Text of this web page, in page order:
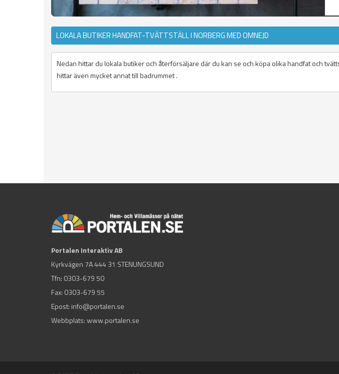
LOKALA BUTIKER HANDFAT-TVÄTTSTÄLL I NORBERG MED OMNEJD
Nedan hittar du lokala butiker och återförsäljare där du kan se och köpa olika handfat och
hittar även mycket annat till badrummet .
Portalen Interaktiv AB
Kyrkvägen 7A 444 31 STENUNGSUND
Tfn: 0303-679 50
Fax: 0303-679 55
Epost: info@portalen.se
Webbplats: www.portalen.se